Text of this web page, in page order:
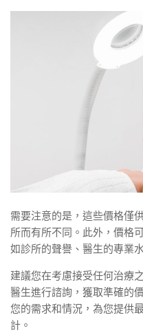
需要注意的是，這些價格僅
所而有所不同。此外，價格
如診所的聲譽、醫生的專業
建議您在考慮接受任何治療
醫生進行諮詢，獲取準確的
您的需求和情況，為您提供
計。